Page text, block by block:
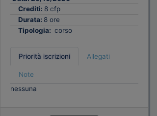
Crediti: 8 cfp
Durata: 8 ore
Tipologia: corso
Priorità iscrizioni Allegati
Note
nessuna